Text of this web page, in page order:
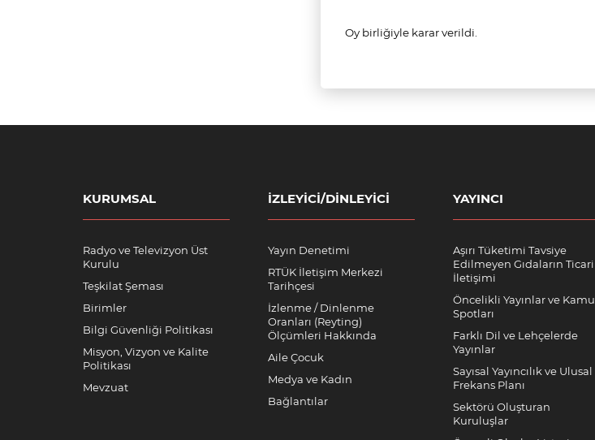
Oy birliğiyle karar verildi.
KURUMSAL
Radyo ve Televizyon Üst
Kurulu
Teşkilat Şeması
Birimler
Bilgi Güvenliği Politikası
Misyon, Vizyon ve Kalite
Politikası
Mevzuat
İZLEYICI/DINLEYICI
Yayın Denetimi
RTÜK İletişim Merkezi
Tarihçesi
İzlenme / Dinlenme
Oranları (Reyting)
Ölçümleri Hakkında
Aile Çocuk
Medya ve Kadın
Bağlantılar
YAYINCI
Aşırı Tüketimi Tavsiye
Edilmeyen Gıdaların Ticari
İletişimi
Öncelikli Yayınlar ve Kamu
Spotları
Farklı Dil ve Lehçelerde
Yayınlar
Sayısal Yayıncılık ve Ulusal
Frekans Planı
Sektörü Oluşturan
Kuruluşlar